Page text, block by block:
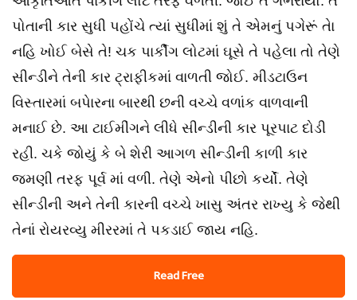
પોતાની કાર સુધી પહોંચે ત્યાં સુધીમાં શું તે એમનું પગેરૂં તેા
નહિ ખોઈ બેસે તે! ચક પાર્કીંગ લોટમાં ઘૂસે તે પહેલા તો તેણે
સીન્ડીને તેની કાર ટ્રાફીકમાં વાળતી જોઈ. મીડટાઉન
વિસ્તારમાં બપેારના બારથી છની વચ્ચે વળાંક વાળવાની
મનાઈ છે. આ ટાઈમીંગને લીધે સીન્ડીની કાર પૂરપાટ દોડી
રહી. ચકે જોયું કે બે શેરી આગળ સીન્ડીની કાળી કાર
જમણી તરફ પૂર્વ માં વળી. તેણે એનો પીછો કર્યોં. તેણે
સીન્ડીની અને તેની કારની વચ્ચે ખાસુ અંતર રાખ્યુ કે જેથી
તેનાં રોયરવ્યુ મીરરમાં તે પકડાઈ જાય નહિ.
Read Free